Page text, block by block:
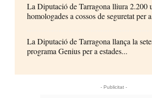
La Diputació de Tarragona lliura 2.200
homologades a cossos de seguretat per
La Diputació de Tarragona llança la
programa Genius per a estades...
- Publicitat -